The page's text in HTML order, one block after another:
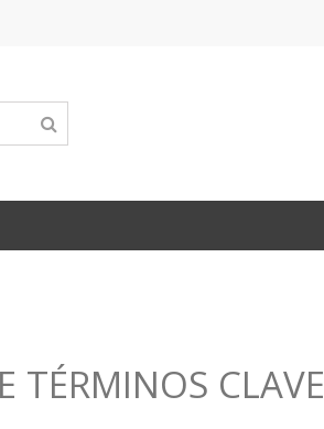
TÉRMINOS CLAVE